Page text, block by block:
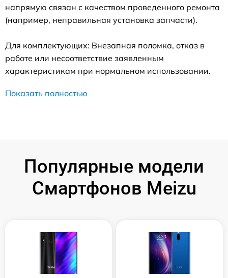
напрямую связан с качеством проведенного ремонта
(например, неправильная установка запчасти).
Для комплектующих: Внезапная поломка, отказ в
работе или несоответствие заявленным
характеристикам при нормальном использовании.
Показать полностью
Популярные модели
Смартфонов Meizu